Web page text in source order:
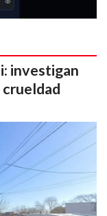
investigan